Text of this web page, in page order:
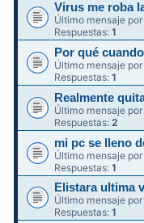
Virus me roba
Último mensaje
Respuestas:1
Por qué
Último mensaje
Respuestas:1
Realmente
Último mensaje
Respuestas:2
mi pc se lleno
Último mensaje
Respuestas:1
Elistara ultima
Último mensaje por
Respuestas:1